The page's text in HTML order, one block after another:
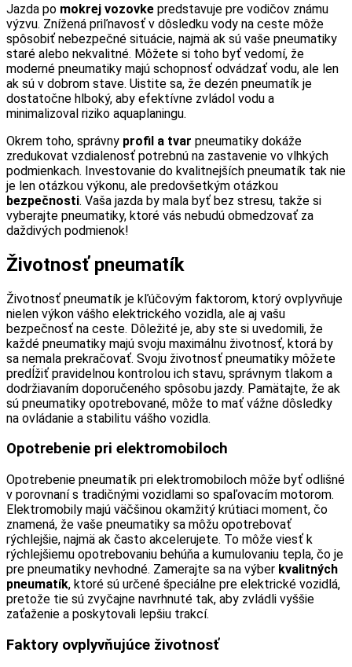
Jazda po mokrej vozovke predstavuje pre vodičov známu
výzvu. Znížená priľnavosť v dôsledku vody na ceste môže
spôsobiť nebezpečné situácie, najmä ak sú vaše pneumatiky
staré alebo nekvalitné. Môžete si toho byť vedomí, že
moderné pneumatiky majú schopnosť odvádzať vodu, ale len
ak sú v dobrom stave. Uistite sa, že dezén pneumatík je
dostatočne hlboký, aby efektívne zvládol vodu a
minimalizoval riziko aquaplaningu.
Okrem toho, správny profil a tvar pneumatiky dokáže
zredukovat vzdialenosť potrebnú na zastavenie vo vlhkých
podmienkach. Investovanie do kvalitnejších pneumatík tak nie
je len otázkou výkonu, ale predovšetkým otázkou
bezpečnosti. Vaša jazda by mala byť bez stresu, takže si
vyberajte pneumatiky, ktoré vás nebudú obmedzovať za
daždivých podmienok!
Životnosť pneumatík
Životnosť pneumatík je kľúčovým faktorom, ktorý ovplyvňuje
nielen výkon vášho elektrického vozidla, ale aj vašu
bezpečnosť na ceste. Dôležité je, aby ste si uvedomili, že
každé pneumatiky majú svoju maximálnu životnosť, ktorá by
sa nemala prekračovať. Svoju životnosť pneumatiky môžete
predĺžiť pravidelnou kontrolou ich stavu, správnym tlakom a
dodržiavaním doporučeného spôsobu jazdy. Pamätajte, že ak
sú pneumatiky opotrebované, môže to mať vážne dôsledky
na ovládanie a stabilitu vášho vozidla.
Opotrebenie pri elektromobiloch
Opotrebenie pneumatík pri elektromobiloch môže byť odlišné
v porovnaní s tradičnými vozidlami so spaľovacím motorom.
Elektromobily majú väčšinou okamžitý krútiaci moment, čo
znamená, že vaše pneumatiky sa môžu opotrebovať
rýchlejšie, najmä ak často akcelerujete. To môže viesť k
rýchlejšiemu opotrebovaniu behúňa a kumulovaniu tepla, čo je
pre pneumatiky nevhodné. Zamerajte sa na výber kvalitných
pneumatík, ktoré sú určené špeciálne pre elektrické vozidlá,
pretože tie sú zvyčajne navrhnuté tak, aby zvládli vyššie
zaťaženie a poskytovali lepšiu trakcí.
Faktory ovplyvňujúce životnosť